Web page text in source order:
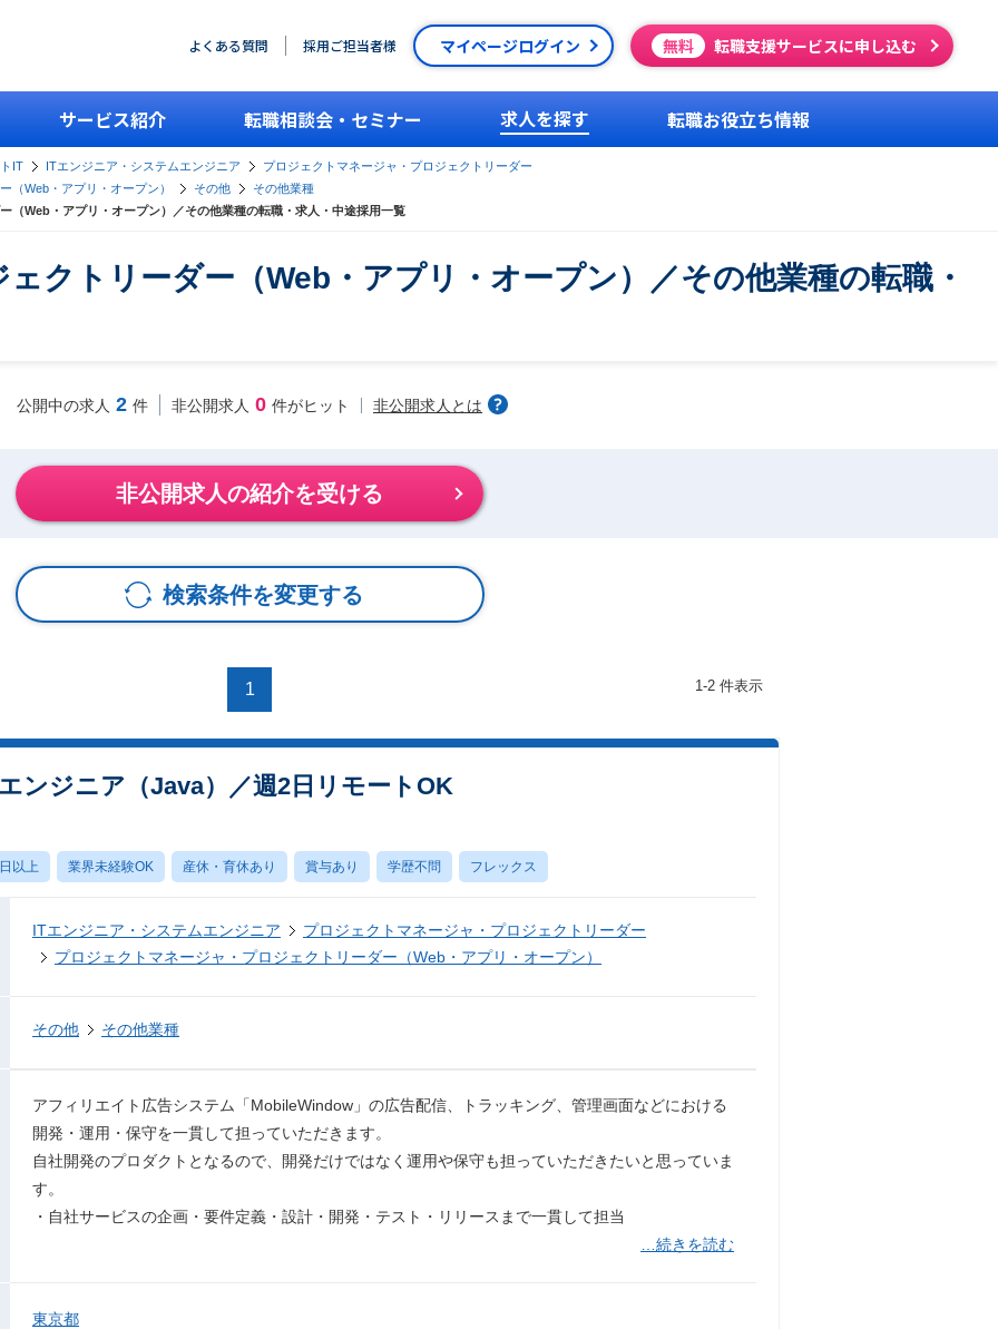
よくある質問 採用ご担当者様 マイページログイン 無料 転職支援サービスに申し込む
サービス紹介 転職相談会・セミナー 求人を探す 転職お役立ち情報
IT ITエンジニア・システムエンジニア
プロジェクトマネージャ・プロジェクトリーダー
（Web・アプリ・オープン）
その他
その他業種
（Web・アプリ・オープン）／その他業種の転職・求人・中途採用一覧
クトリーダー（Web・アプリ・オープン）／その他業種の転職・
公開中の求人 2 件 非公開求人 0 件がヒット 非公開求人とは
非公開求人の紹介を受ける
検索条件を変更する
1 1-2 件表示
ンジニア（Java）／週2日リモートOK
以上 業界未経験OK 産休・育休あり 賞与あり 学歴不問 フレックス
ITエンジニア・システムエンジニア
プロジェクトマネージャ・プロジェクトリーダー
プロジェクトマネージャ・プロジェクトリーダー（Web・アプリ・オープン）
その他 その他業種
アフィリエイト広告システム「MobileWindow」の広告配信、トラッキング、管理画面などにおける
開発・運用・保守を一貫して担っていただきます。
自社開発のプロダクトとなるので、開発だけではなく運用や保守も担っていただきたいと思っていま
す。
・自社サービスの企画・要件定義・設計・開発・テスト・リリースまで一貫して担当
…続きを読む
東京都